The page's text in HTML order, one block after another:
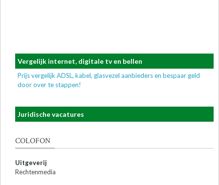
Vergelijk internet, digitale tv en bellen
Prijs vergelijk ADSL, kabel, glasvezel aanbieders en bespaar geld
door over te stappen!
Juridische vacatures
COLOFON
Uitgeverij
Rechtenmedia